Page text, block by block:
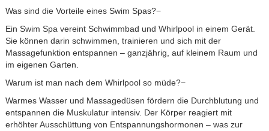
Was sind die Vorteile eines Swim Spas?−
Ein Swim Spa vereint Schwimmbad und Whirlpool in einem Gerät.
Sie können darin schwimmen, trainieren und sich mit der
Massagefunktion entspannen – ganzjährig, auf kleinem Raum und
im eigenen Garten.
Warum ist man nach dem Whirlpool so müde?−
Warmes Wasser und Massagedüsen fördern die Durchblutung und
entspannen die Muskulatur intensiv. Der Körper reagiert mit
erhöhter Ausschüttung von Entspannungshormonen – was zur